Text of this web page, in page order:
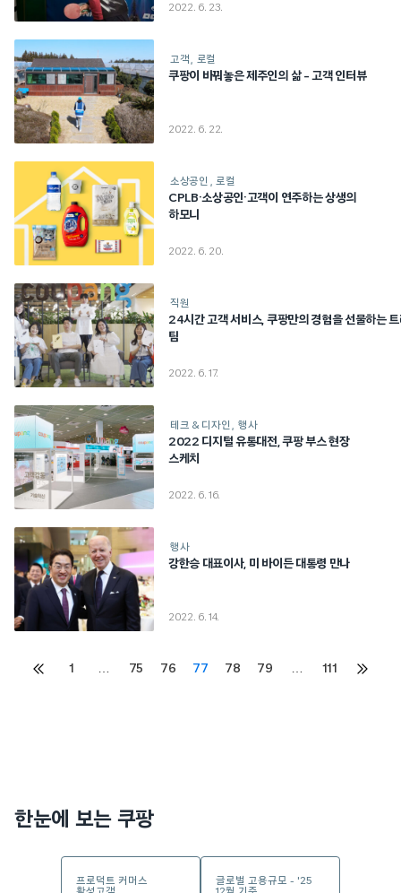
2022. 6. 23.
고객 로컬
쿠팡이 바꿔놓은 제주인의 삶 – 고객 인터뷰
2022. 6. 22.
소상공인 로컬
CPLB·소상공인·고객이 연주하는 상생의
하모니
2022. 6. 20.
직원
24시간 고객 서비스, 쿠팡만의 경험을 선물하는
팀
2022. 6. 17.
테크 & 디자인 행사
2022 디지털 유통대전, 쿠팡 부스 현장
스케치
2022. 6. 16.
행사
강한승 대표이사, 미 바이든 대통령 만나
2022. 6. 14.
Posts
이전
1 … 75 76 77 78 79 … 111
다음
한눈에 보는 쿠팡
프로덕트 커머스
글로벌 고용규모 - '25